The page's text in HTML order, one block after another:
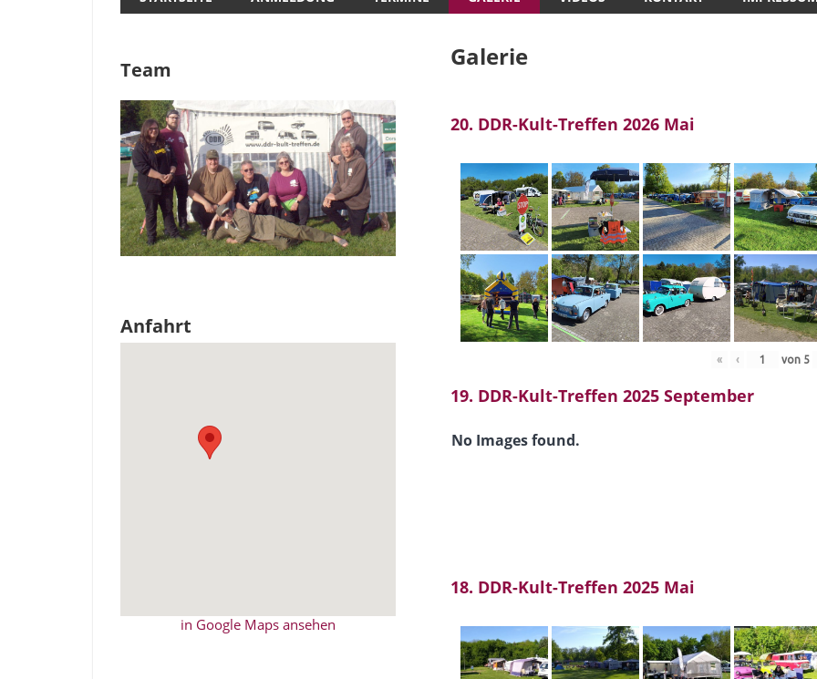
Galerie
20. DDR-Kult-Treffen 2026 Mai
« ‹ von 5
19. DDR-Kult-Treffen 2025 September
No Images found.
18. DDR-Kult-Treffen 2025 Mai
Team
Anfahrt
in Google Maps ansehen